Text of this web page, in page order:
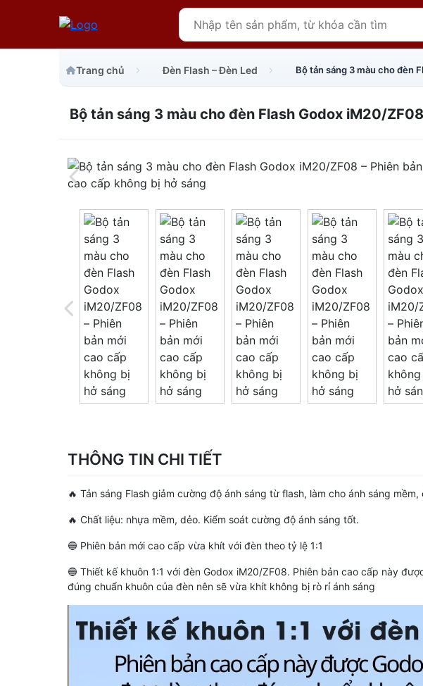
Trang chủ Đèn Flash – Đèn Led
Bộ tản sáng 3 màu cho đèn Flash Godox iM20/
THÔNG TIN CHI TIẾT
🔥 Tản sáng Flash giảm cường độ ánh sáng từ flash, làm cho ánh sáng
🔥 Chất liệu: nhựa mềm, dẻo. Kiểm soát cường độ ánh sáng tốt.
🔵 Phiên bản mới cao cấp vừa khít với đèn theo tỷ lệ 1:1
🔵 Thiết kế khuôn 1:1 với đèn Godox iM20/ZF08. Phiên bản cao cấp này
đúng chuẩn khuôn của đèn nên sẽ vừa khít không bị rò rỉ ánh sáng
Đèn Flash Mini Siêu Nhỏ Gọn
Godox IM20 Pin Sạc | Dùng
Bộ Tản Sáng 3 Màu Cho Đèn
Flash Godox IM20/ZF08 –
Phiên Bản Mới Cao Cấp
Godox
Điều
Đèn
Giá trên 1SP
Tổng giá